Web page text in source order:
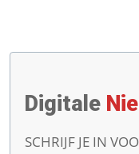
Digitale
SCHRIJF JE IN